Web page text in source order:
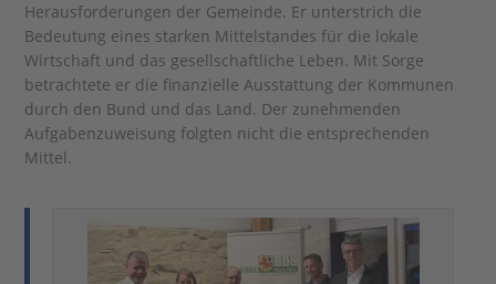
Herausforderungen der Gemeinde. Er unterstrich die
Bedeutung eines starken Mittelstandes für die lokale
Wirtschaft und das gesellschaftliche Leben. Mit Sorge
betrachtete er die finanzielle Ausstattung der Kommunen
durch den Bund und das Land. Der zunehmenden
Aufgabenzuweisung folgten nicht die entsprechenden
Mittel.